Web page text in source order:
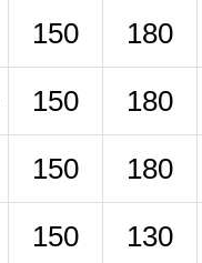
150 180
150 180
150 180
150 130